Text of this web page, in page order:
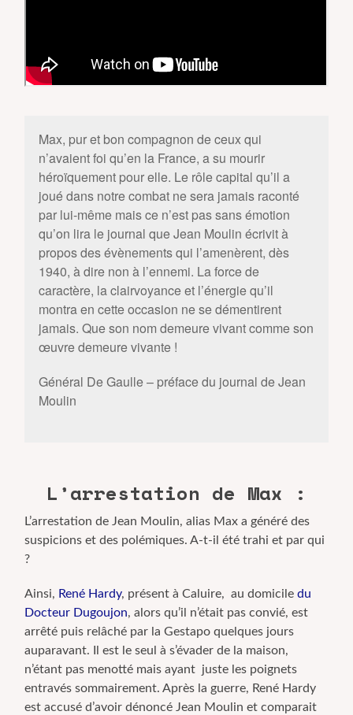
Max, pur et bon compagnon de ceux qui
n’avaient foi qu’en la France, a su mourir
héroïquement pour elle. Le rôle capital qu’il a
joué dans notre combat ne sera jamais raconté
par lui-même mais ce n’est pas sans émotion
qu’on lira le journal que Jean Moulin écrivit à
propos des évènements qui l’amenèrent, dès
1940, à dire non à l’ennemi. La force de
caractère, la clairvoyance et l’énergie qu’il
montra en cette occasion ne se démentirent
jamais. Que son nom demeure vivant comme son
œuvre demeure vivante !
Général De Gaulle – préface du journal de Jean
Moulin
L’arrestation de Max :
L’arrestation de Jean Moulin, alias Max a généré des
suspicions et des polémiques. A-t-il été trahi et par qui
?
Ainsi, René Hardy, présent à Caluire, au domiciledu
Docteur Dugoujon, alors qu’il n’était pas convié, est
arrêté puis relâché par la Gestapo quelques jours
auparavant. Il est le seul à s’évader de la maison,
n’étant pas menotté mais ayant juste les poignets
entravés sommairement. Après la guerre, René Hardy
est accusé d’avoir dénoncé Jean Moulin et comparait